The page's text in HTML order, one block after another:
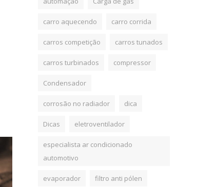
carro aquecendo carro corrida
carros competição carros tunados
carros turbinados compressor
Condensador
corrosão no radiador dica
Dicas eletroventilador
especialista ar condicionado
automotivo
evaporador filtro anti pólen